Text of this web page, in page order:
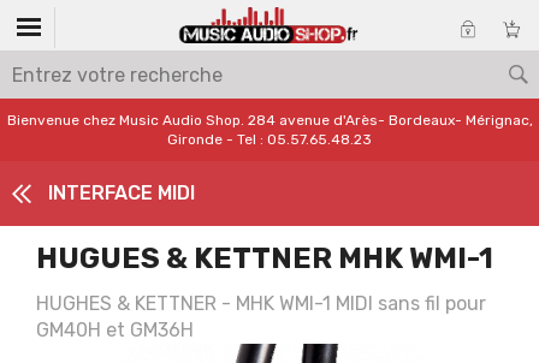
Bienvenue chez Music Audio Shop. 284 avenue d'Arès- Bordeaux- Mérignac,
Gironde - Tel : 05.57.65.48.23
INTERFACE MIDI
HUGUES & KETTNER MHK WMI-1
HUGHES & KETTNER - MHK WMI-1 MIDI sans fil pour
GM40H et GM36H